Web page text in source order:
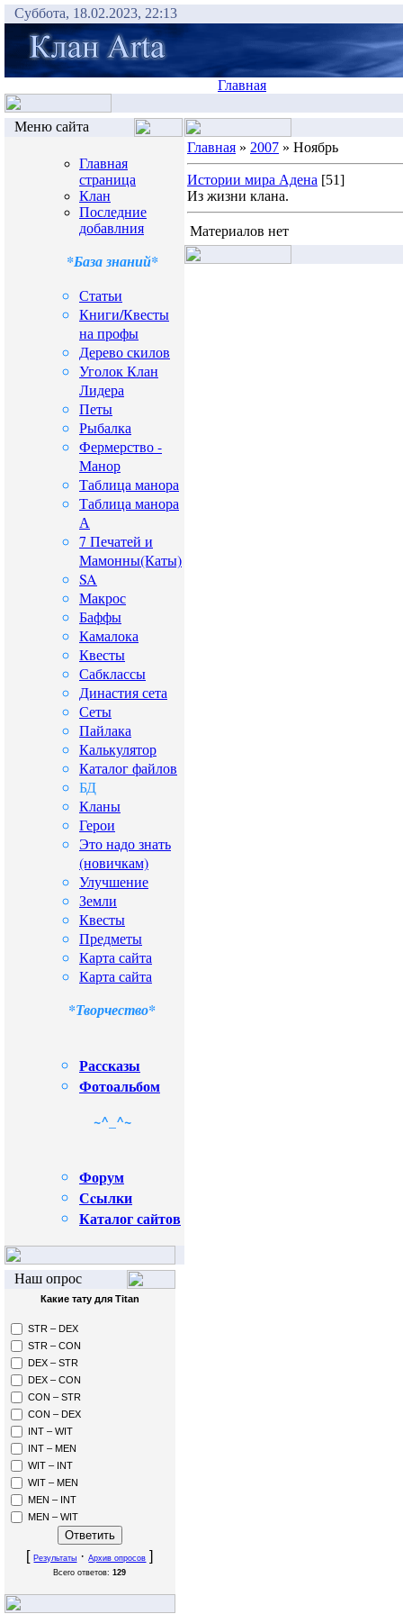
Суббота, 18.02.2023, 22:13
Главная
Меню сайта
Главная
страница
Клан
Последние
добавлния
*База знаний*
Статьи
Книги/Квесты
на профы
Дерево скилов
Уголок Клан
Лидера
Петы
Рыбалка
Фермерство -
Манор
Таблица манора
Таблица манора
А
7 Печатей и
Мамонны(Каты)
SA
Макрос
Баффы
Камалока
Квесты
Сабклассы
Династия сета
Сеты
Пайлака
Калькулятор
Каталог файлов
БД
Кланы
Герои
Это надо знать
(новичкам)
Улучшение
Земли
Квесты
Предметы
Карта сайта
Карта сайта
*Творчество*
Рассказы
Фотоальбом
~^_^~
Форум
Сcылки
Каталог сайтов
Наш опрос
Какие тату для Titan
STR – DEX
STR – CON
DEX – STR
DEX – CON
CON – STR
CON – DEX
INT – WIT
INT – MEN
WIT – INT
WIT – MEN
MEN – INT
MEN – WIT
[Результаты ·Архив опросов ]
Всего ответов:129
Главная » 2007 » Ноябрь
Истории мира Адена [51]
Из жизни клана.
Материалов нет